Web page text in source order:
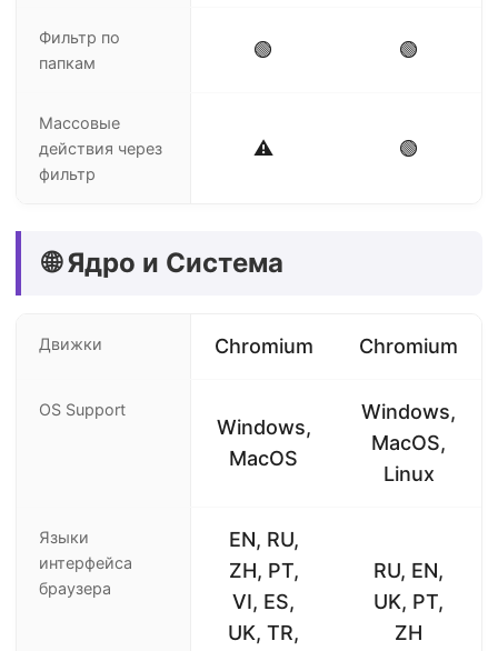
Фильтр по
папкам
🟢 🟢
Массовые
действия через
фильтр
⚠️ 🟢
🌐 Ядро и Система
Движки Chromium Chromium
OS Support
Windows,
MacOS
Windows,
MacOS,
Linux
Языки
интерфейса
браузера
EN, RU,
ZH, PT,
VI, ES,
UK, TR,
RU, EN,
UK, PT,
ZH